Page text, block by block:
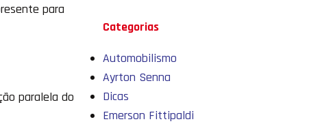
para
paralela do
Categorias
Automobilismo
Ayrton Senna
Dicas
Emerson Fittipaldi